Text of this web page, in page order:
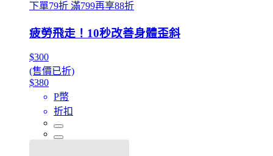
下單79折 滿799再享88折
疲勞飛走！10秒改善身體歪斜
$300
(售價已折)
$380
P幣
折扣